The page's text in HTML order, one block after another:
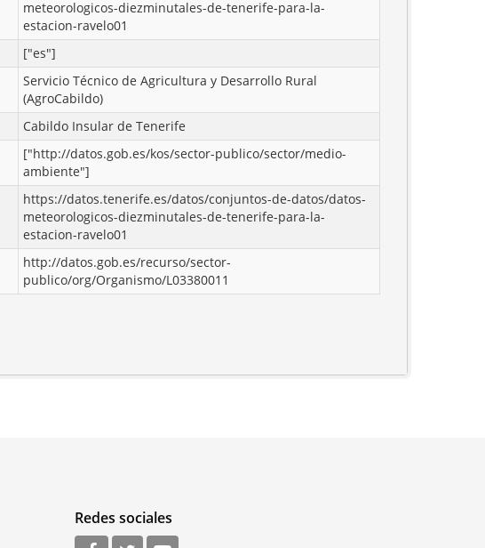
meteorologicos-diezminutales-de-tenerife-para-la-
estacion-ravelo01
["es"]
Servicio Técnico de Agricultura y Desarrollo Rural
(AgroCabildo)
Cabildo Insular de Tenerife
["http://datos.gob.es/kos/sector-publico/sector/medio-
ambiente"]
https://datos.tenerife.es/datos/conjuntos-de-datos/datos-
meteorologicos-diezminutales-de-tenerife-para-la-
estacion-ravelo01
http://datos.gob.es/recurso/sector-
publico/org/Organismo/L03380011
Redes sociales